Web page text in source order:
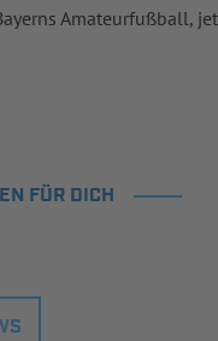
Amateurfußball,
FÜR DICH